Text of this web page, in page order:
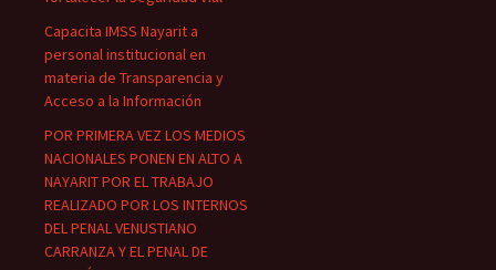
Capacita IMSS Nayarit a
personal institucional en
materia de Transparencia y
Acceso a la Información
POR PRIMERA VEZ LOS MEDIOS
NACIONALES PONEN EN ALTO A
NAYARIT POR EL TRABAJO
REALIZADO POR LOS INTERNOS
DEL PENAL VENUSTIANO
CARRANZA Y EL PENAL DE